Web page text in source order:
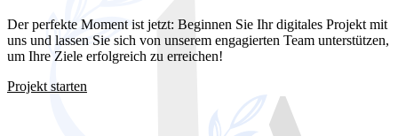
Der perfekte Moment ist jetzt: Beginnen Sie Ihr digitales Projekt mit
uns und lassen Sie sich von unserem engagierten Team unterstützen,
um Ihre Ziele erfolgreich zu erreichen!
Projekt starten
Webdesign Lamspringe: Ihre professionelle Website für lokalen